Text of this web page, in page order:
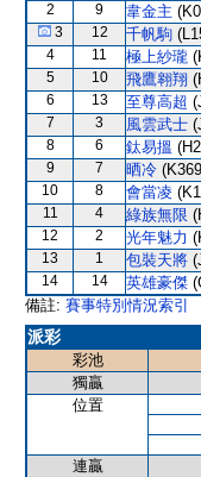
2 9 韋金主
3 12 千帆駒
4 11 極上紗瓏
5 10 飛鷹翱翔
6 13 至尊高超
7 3 風雲武士
8 6 鈦易搵
9 7 晒冷
10 8 會當凌
11 4 綠族無限
12 2 光年魅力
13 1 包裝天將
14 14 英雄豪傑
備註: 賽事特別情況索引
派彩
彩池
獨贏
位置
連贏